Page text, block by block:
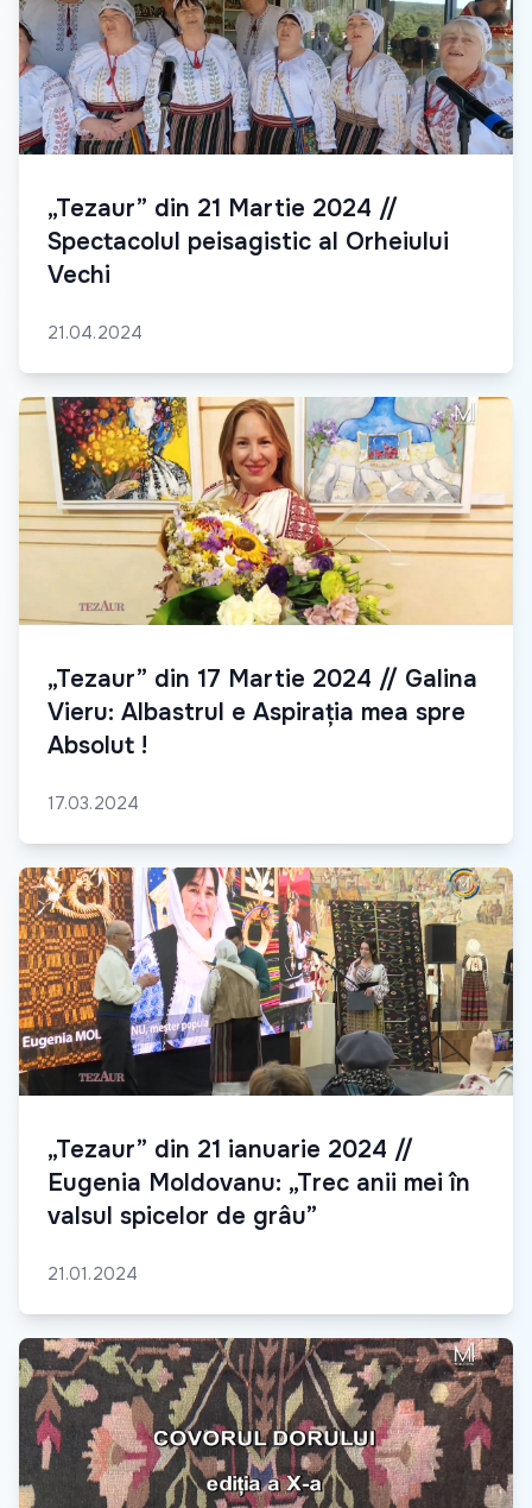
„Tezaur” din 21 Martie 2024 //
Spectacolul peisagistic al Orheiului
Vechi
21.04.2024
„Tezaur” din 17 Martie 2024 // Galina
Vieru: Albastrul e Aspirația mea spre
Absolut !
17.03.2024
„Tezaur” din 21 ianuarie 2024 //
Eugenia Moldovanu: „Trec anii mei în
valsul spicelor de grâu”
21.01.2024